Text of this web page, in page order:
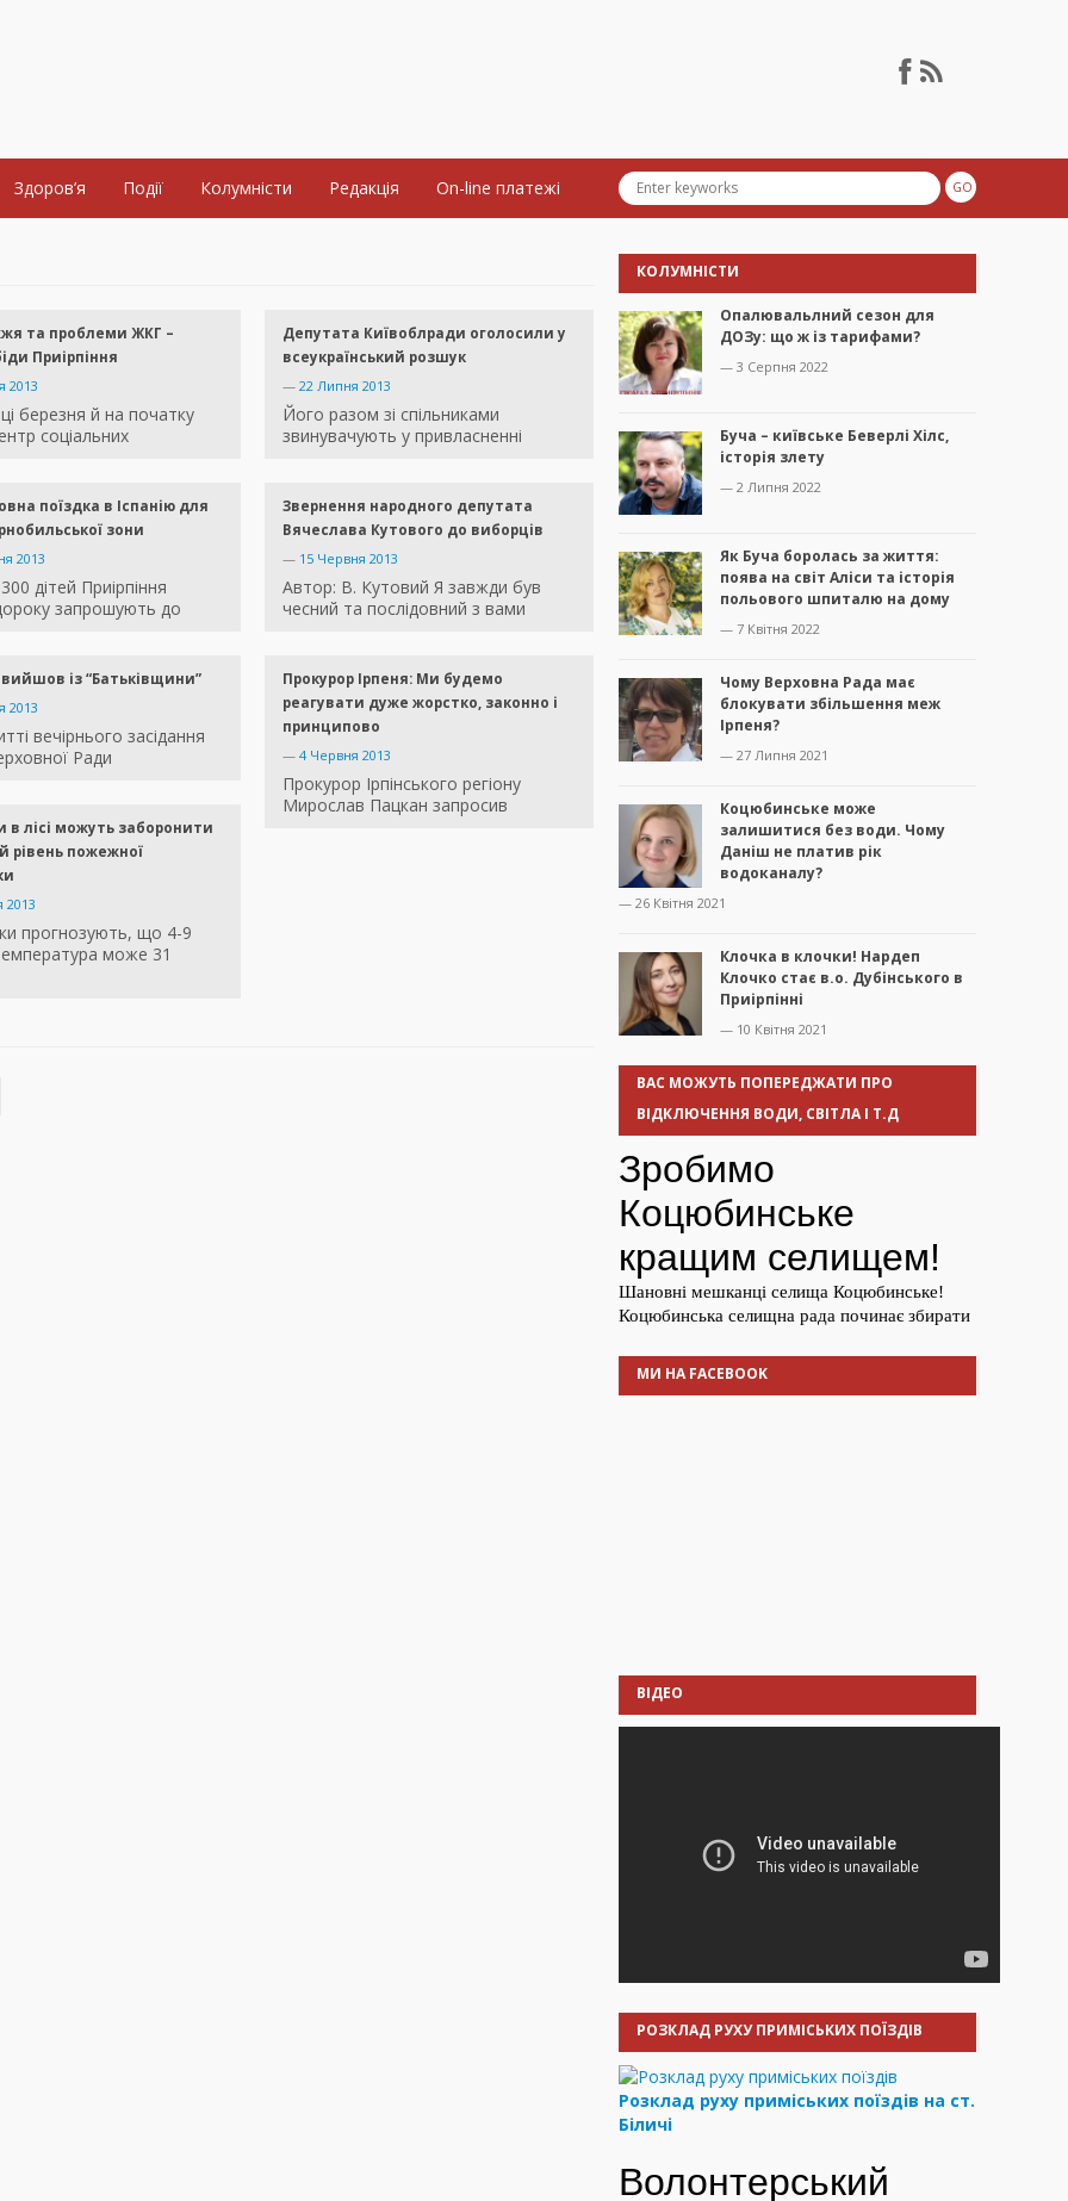
Здоров’я Події Колумністи Редакція On-line платежі
та проблеми ЖКГ –
Приірпіння
2013
березня й на початку
соціальних
Депутата Київоблради оголосили у
всеукраїнський розшук
— 22 Липня 2013
Його разом зі спільниками
звинувачують у привласненні
поїздка в Іспанію для
зони
2013
дітей Приірпіння
запрошують до
Звернення народного депутата
Вячеслава Кутового до виборців
— 15 Червня 2013
Автор: В. Кутовий Я завжди був
чесний та послідовний з вами
із “Батьківщини”
2013
вечірнього засідання
Ради
Прокурор Ірпеня: Ми будемо
реагувати дуже жорстко, законно і
принципово
— 4 Червня 2013
Прокурор Ірпінського регіону
Мирослав Пацкан запросив
лісі можуть заборонити
рівень пожежної
2013
прогнозують, що 4-9
може 31
КОЛУМНІСТИ
Опалювальлний сезон для
ДОЗу: що ж із тарифами?
— 3 Серпня 2022
Буча – київське Беверлі Хілс,
історія злету
— 2 Липня 2022
Як Буча боролась за життя:
поява на світ Аліси та історія
польового шпиталю на дому
— 7 Квітня 2022
Чому Верховна Рада має
блокувати збільшення меж
Ірпеня?
— 27 Липня 2021
Коцюбинське може
залишитися без води. Чому
Даніш не платив рік
водоканалу?
— 26 Квітня 2021
Клочка в клочки! Нардеп
Клочко стає в.о. Дубінського в
Приірпінні
— 10 Квітня 2021
ВАС МОЖУТЬ ПОПЕРЕДЖАТИ ПРО
ВІДКЛЮЧЕННЯ ВОДИ, СВІТЛА І Т.Д
МИ НА FACEBOOK
ВІДЕО
РОЗКЛАД РУХУ ПРИМІСЬКИХ ПОЇЗДІВ
Розклад руху приміських поїздів на ст.
Біличі